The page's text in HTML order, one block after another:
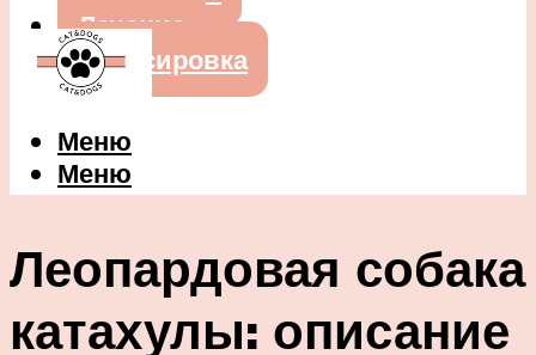
Лечение
Дрессировка
Меню
Меню
Леопардовая собака
катахулы: описание